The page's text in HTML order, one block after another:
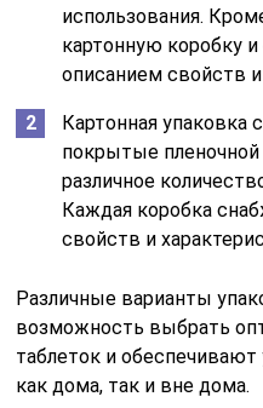
использования.
картонную коробку
описанием свойств и
Картонная упаковка
покрытые
различное
Каждая коробка
свойств и
Различные варианты
возможность выбрать
таблеток и
как дома, так и вне дома.